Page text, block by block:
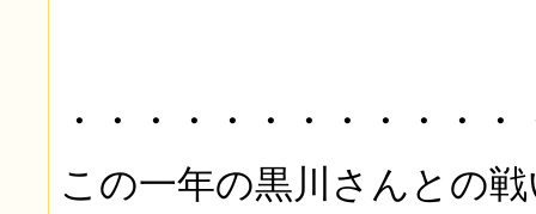
・・・・・・・・・・・
この一年の黒川さんとの